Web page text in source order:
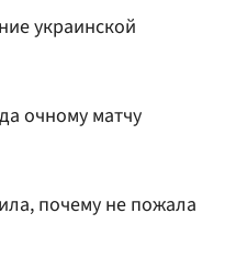
украинской
очному матчу
почему не пожала